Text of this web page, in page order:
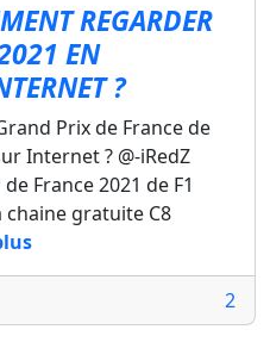
REGARDER
EN
?
Prix de France de
Internet ? @-iRedZ
France 2021 de F1
gratuite C8
2